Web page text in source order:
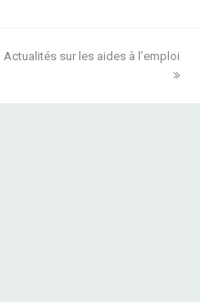
next
Actualités sur les aides à l’emploi